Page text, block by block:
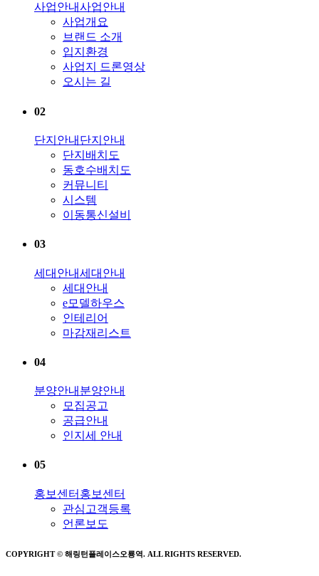
사업안내사업안내
사업개요
브랜드 소개
입지환경
사업지 드론영상
오시는 길
02
단지안내 단지안내
단지배치도
동호수배치도
커뮤니티
시스템
이동통신설비
03
세대안내세대안내
세대안내
e모델하우스
인테리어
마감재리스트
04
분양안내 분양안내
모집공고
공급안내
인지세 안내
05
홍보센터 홍보센터
관심고객등록
언론보도
COPYRIGHT © 해링턴플레이스오룡역. ALL RIGHTS RESERVED.